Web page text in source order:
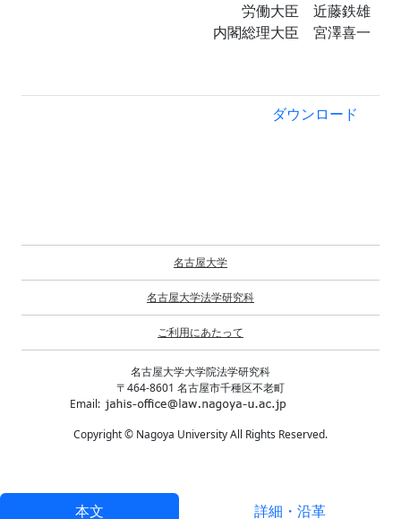
労働大臣 近藤鉄雄
内閣総理大臣 宮澤喜一
ダウンロード
本文 詳細・沿革
名古屋大学
名古屋大学法学研究科
ご利用にあたって
名古屋大学大学院法学研究科
〒464-8601 名古屋市千種区不老町
Email:
Copyright © Nagoya University All Rights Reserved.